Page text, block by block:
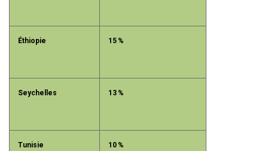
Éthiopie 15 %
Seychelles 13 %
Tunisie 10 %